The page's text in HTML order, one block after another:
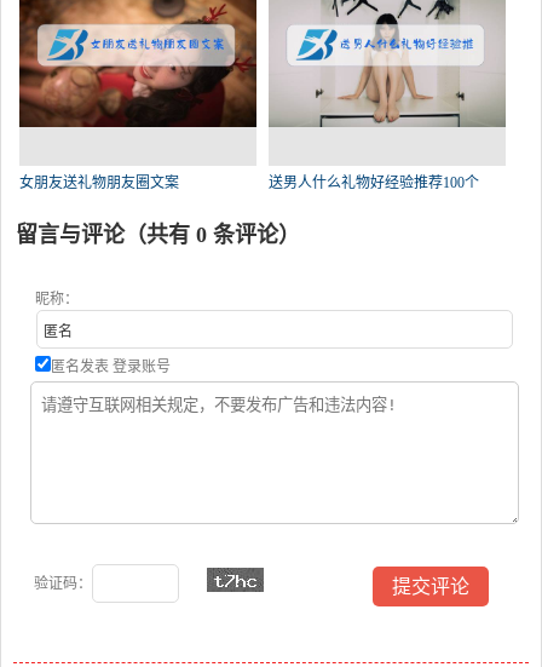
女朋友送礼物朋友圈文案 送男人什么礼物好经验推荐100个
留言与评论（共有 0 条评论）
昵称：
匿名发表 登录账号
验证码：